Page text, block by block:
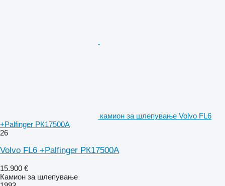
камион за шлепување Volvo FL6
+Palfinger PК17500A
26
Volvo FL6 +Palfinger PК17500A
15.900 €
Камион за шлепување